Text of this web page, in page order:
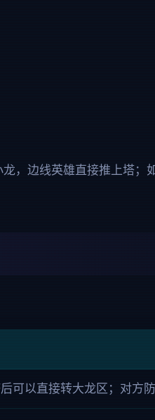
，边线英雄直接推上塔
可以直接转大龙区；对方